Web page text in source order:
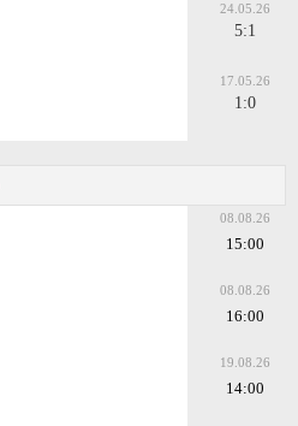
24.05.26
5:1
17.05.26
1:0
08.08.26
15:00
08.08.26
16:00
19.08.26
14:00